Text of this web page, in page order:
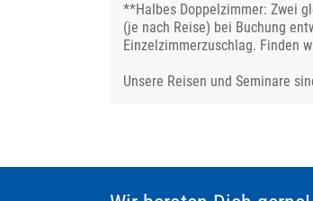
**Halbes Doppelzimmer: Zwei
(je nach Reise) bei Buchung
Einzelzimmerzuschlag. Finden
Unsere Reisen und Seminare